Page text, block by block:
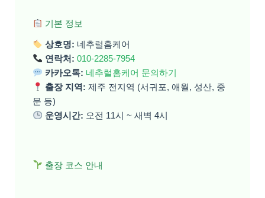
기본 정보
상호명: 네추럴홈케어
연락처: 010-2285-7954
카카오톡: 네추럴홈케어 문의하기
출장 지역: 제주 전지역 (서귀포, 애월, 성산, 중
문 등)
운영시간: 오전 11시 ~ 새벽 4시
출장 코스 안내